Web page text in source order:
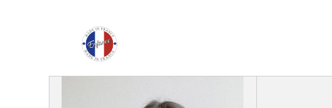
Enfance Made in France